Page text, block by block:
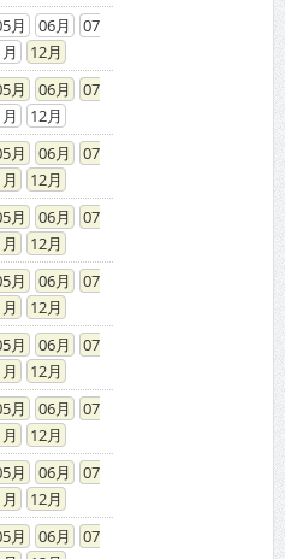
06
07
12
06
07
12
06
07
12
06
07
12
06
07
12
06
07
12
06
07
12
06
07
12
06
07